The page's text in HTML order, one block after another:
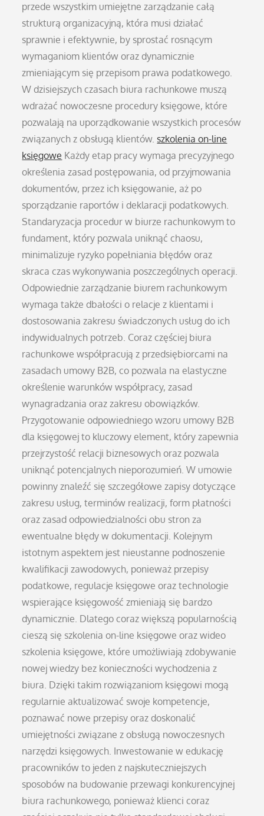
przede wszystkim umiejętne zarządzanie całą
strukturą organizacyjną, która musi działać
sprawnie i efektywnie, by sprostać rosnącym
wymaganiom klientów oraz dynamicznie
zmieniającym się przepisom prawa podatkowego.
W dzisiejszych czasach biura rachunkowe muszą
wdrażać nowoczesne procedury księgowe, które
pozwalają na uporządkowanie wszystkich procesów
związanych z obsługą klientów.szkolenia on-line
księgowe Każdy etap pracy wymaga precyzyjnego
określenia zasad postępowania, od przyjmowania
dokumentów, przez ich księgowanie, aż po
sporządzanie raportów i deklaracji podatkowych.
Standaryzacja procedur w biurze rachunkowym to
fundament, który pozwala uniknąć chaosu,
minimalizuje ryzyko popełniania błędów oraz
skraca czas wykonywania poszczególnych operacji.
Odpowiednie zarządzanie biurem rachunkowym
wymaga także dbałości o relacje z klientami i
dostosowania zakresu świadczonych usług do ich
indywidualnych potrzeb. Coraz częściej biura
rachunkowe współpracują z przedsiębiorcami na
zasadach umowy B2B, co pozwala na elastyczne
określenie warunków współpracy, zasad
wynagradzania oraz zakresu obowiązków.
Przygotowanie odpowiedniego wzoru umowy B2B
dla księgowej to kluczowy element, który zapewnia
przejrzystość relacji biznesowych oraz pozwala
uniknąć potencjalnych nieporozumień. W umowie
powinny znaleźć się szczegółowe zapisy dotyczące
zakresu usług, terminów realizacji, form płatności
oraz zasad odpowiedzialności obu stron za
ewentualne błędy w dokumentacji. Kolejnym
istotnym aspektem jest nieustanne podnoszenie
kwalifikacji zawodowych, ponieważ przepisy
podatkowe, regulacje księgowe oraz technologie
wspierające księgowość zmieniają się bardzo
dynamicznie. Dlatego coraz większą popularnością
cieszą się szkolenia on-line księgowe oraz wideo
szkolenia księgowe, które umożliwiają zdobywanie
nowej wiedzy bez konieczności wychodzenia z
biura. Dzięki takim rozwiązaniom księgowi mogą
regularnie aktualizować swoje kompetencje,
poznawać nowe przepisy oraz doskonalić
umiejętności związane z obsługą nowoczesnych
narzędzi księgowych. Inwestowanie w edukację
pracowników to jeden z najskuteczniejszych
sposobów na budowanie przewagi konkurencyjnej
biura rachunkowego, ponieważ klienci coraz